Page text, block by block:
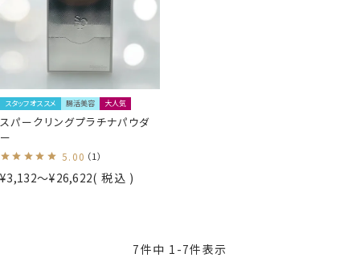
スタッフオススメ 腸活美容 大人気
スパークリングプラチナパウダ
ー
5.00 （1）
¥3,132〜¥26,622 税込
7件中 1 -7件表示